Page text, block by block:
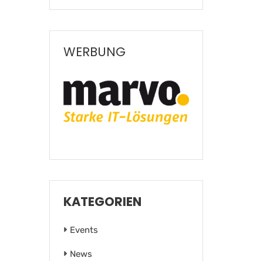
WERBUNG
KATEGORIEN
Events
News